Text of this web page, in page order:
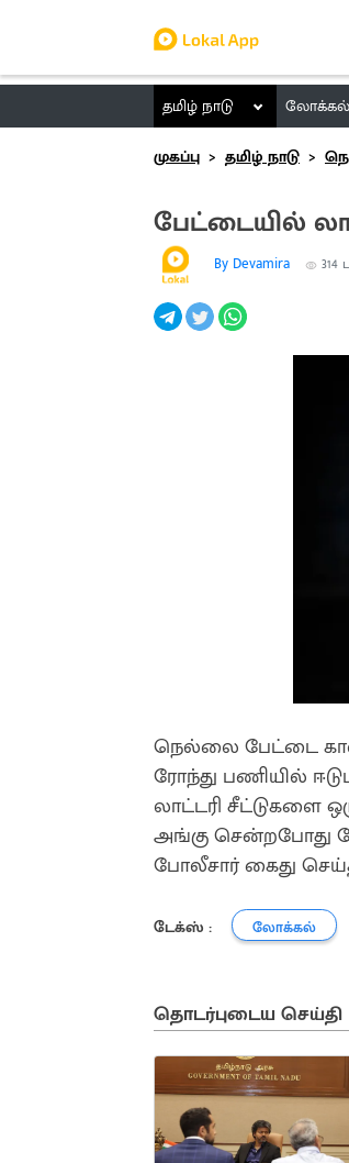
தமிழ் நாடு லோக்கல்
முகப்பு
தமிழ் நாடு
பேட்டையில்
By Devamira 314
நெல்லை பேட்டை
ரோந்து பணியில்
லாட்டரி சீட்டுகளை
அங்கு சென்றபோது
போலீசார் கைது
டேக்ஸ் : லோக்கல்
தொடர்புடைய செய்தி